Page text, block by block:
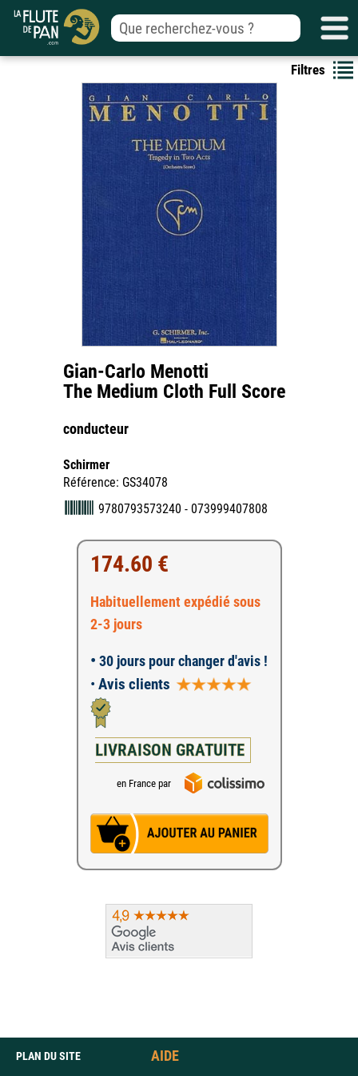
Filtres
Gian-Carlo Menotti
The Medium Cloth Full Score
conducteur
Schirmer
Référence: GS34078
9780793573240 - 073999407808
174.60 €
Habituellement expédié sous
2-3 jours
• 30 jours pour changer d'avis !
• Avis clients
LIVRAISON GRATUITE
en France par
PLAN DU SITE
AIDE